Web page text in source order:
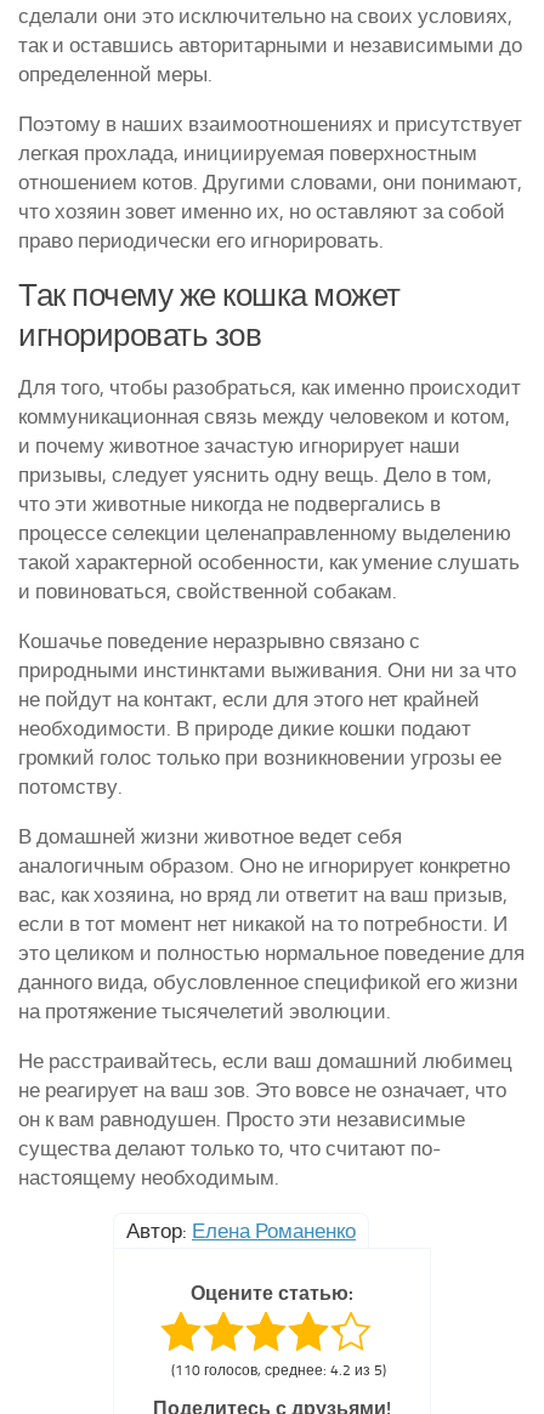
сделали они это исключительно на своих условиях,
так и оставшись авторитарными и независимыми до
определенной меры.
Поэтому в наших взаимоотношениях и присутствует
легкая прохлада, инициируемая поверхностным
отношением котов. Другими словами, они понимают,
что хозяин зовет именно их, но оставляют за собой
право периодически его игнорировать.
Так почему же кошка может
игнорировать зов
Для того, чтобы разобраться, как именно происходит
коммуникационная связь между человеком и котом,
и почему животное зачастую игнорирует наши
призывы, следует уяснить одну вещь. Дело в том,
что эти животные никогда не подвергались в
процессе селекции целенаправленному выделению
такой характерной особенности, как умение слушать
и повиноваться, свойственной собакам.
Кошачье поведение неразрывно связано с
природными инстинктами выживания. Они ни за что
не пойдут на контакт, если для этого нет крайней
необходимости. В природе дикие кошки подают
громкий голос только при возникновении угрозы ее
потомству.
В домашней жизни животное ведет себя
аналогичным образом. Оно не игнорирует конкретно
вас, как хозяина, но вряд ли ответит на ваш призыв,
если в тот момент нет никакой на то потребности. И
это целиком и полностью нормальное поведение для
данного вида, обусловленное спецификой его жизни
на протяжение тысячелетий эволюции.
Не расстраивайтесь, если ваш домашний любимец
не реагирует на ваш зов. Это вовсе не означает, что
он к вам равнодушен. Просто эти независимые
существа делают только то, что считают по-
настоящему необходимым.
Автор: Елена Романенко
Оцените статью:
(110 голосов, среднее: 4.2 из 5)
Поделитесь с друзьями!